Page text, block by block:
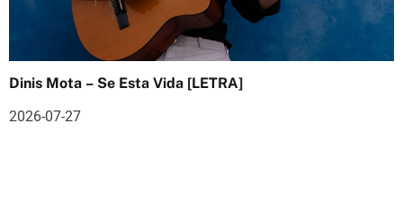
Dinis Mota – Se Esta Vida [LETRA]
2026-07-27